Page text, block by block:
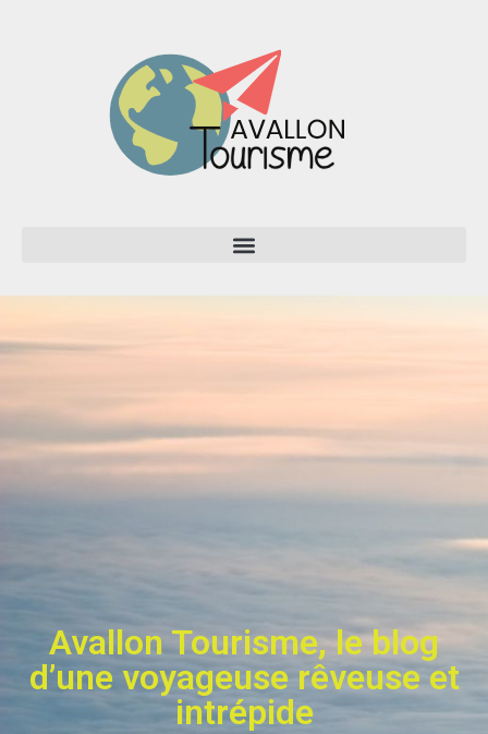
Avallon Tourisme, le blog
d’une voyageuse rêveuse et
intrépide